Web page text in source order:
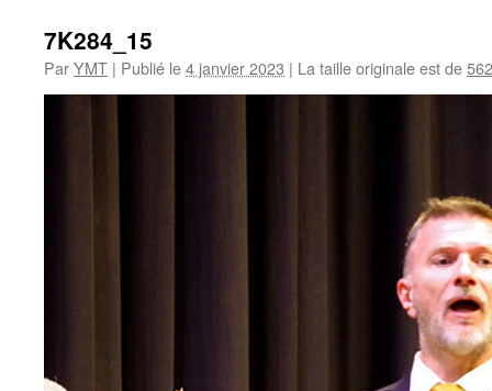
7K284_15
ParYMT | Publié le4 janvier 2023 | La taille originale est de